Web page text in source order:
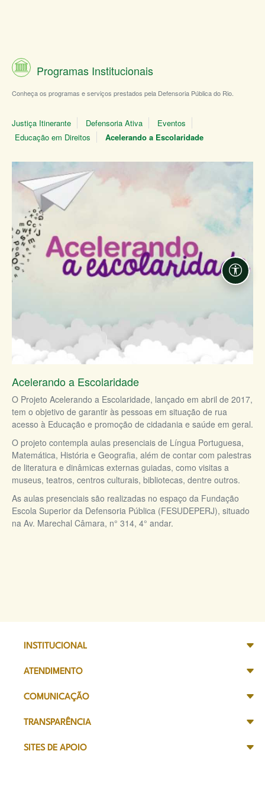
Programas Institucionais
Conheça os programas e serviços prestados pela Defensoria Pública do Rio.
Justiça Itinerante Defensoria Ativa
Eventos
Educação em Direitos
Acelerando a Escolaridade
Acelerando a Escolaridade
O Projeto Acelerando a Escolaridade, lançado em abril de 2017,
tem o objetivo de garantir às pessoas em situação de rua
acesso à Educação e promoção de cidadania e saúde em geral.
O projeto contempla aulas presenciais de Língua Portuguesa,
Matemática, História e Geografia, além de contar com palestras
de literatura e dinâmicas externas guiadas, como visitas a
museus, teatros, centros culturais, bibliotecas, dentre outros.
As aulas presenciais são realizadas no espaço da Fundação
Escola Superior da Defensoria Pública (FESUDEPERJ), situado
na Av. Marechal Câmara, n° 314, 4° andar.
INSTITUCIONAL
ATENDIMENTO
COMUNICAÇÃO
TRANSPARÊNCIA
SITES DE APOIO